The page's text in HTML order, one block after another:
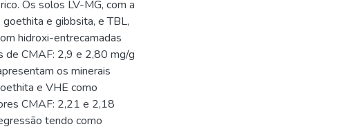
Os solos LV-MG, com a
e gibbsita, e TBL,
hidroxi-entrecamadas
de CMAF: 2,9 e 2,80 mg/g
os minerais
e VHE como
CMAF: 2,21 e 2,18
tendo como